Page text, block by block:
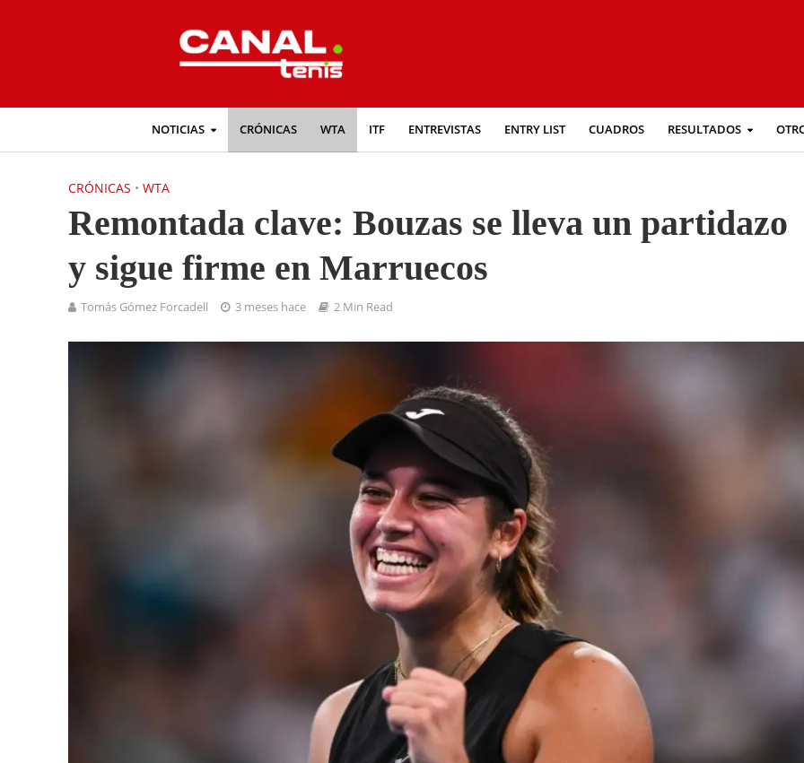
NOTICIAS CRÓNICAS WTA ITF ENTREVISTAS ENTRY LIST CUADROS RESULTADOS
CRÓNICAS • WTA
Remontada clave: Bouzas se lleva un partidazo
y sigue firme en Marruecos
Tomás Gómez Forcadell 3 meses hace 2 Min Read